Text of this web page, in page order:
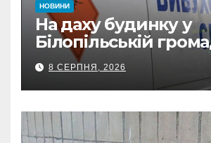
НОВИНИ
На даху будинку у
Білопільській
знайшли 120-мм міну
8 СЕРПНЯ, 2026